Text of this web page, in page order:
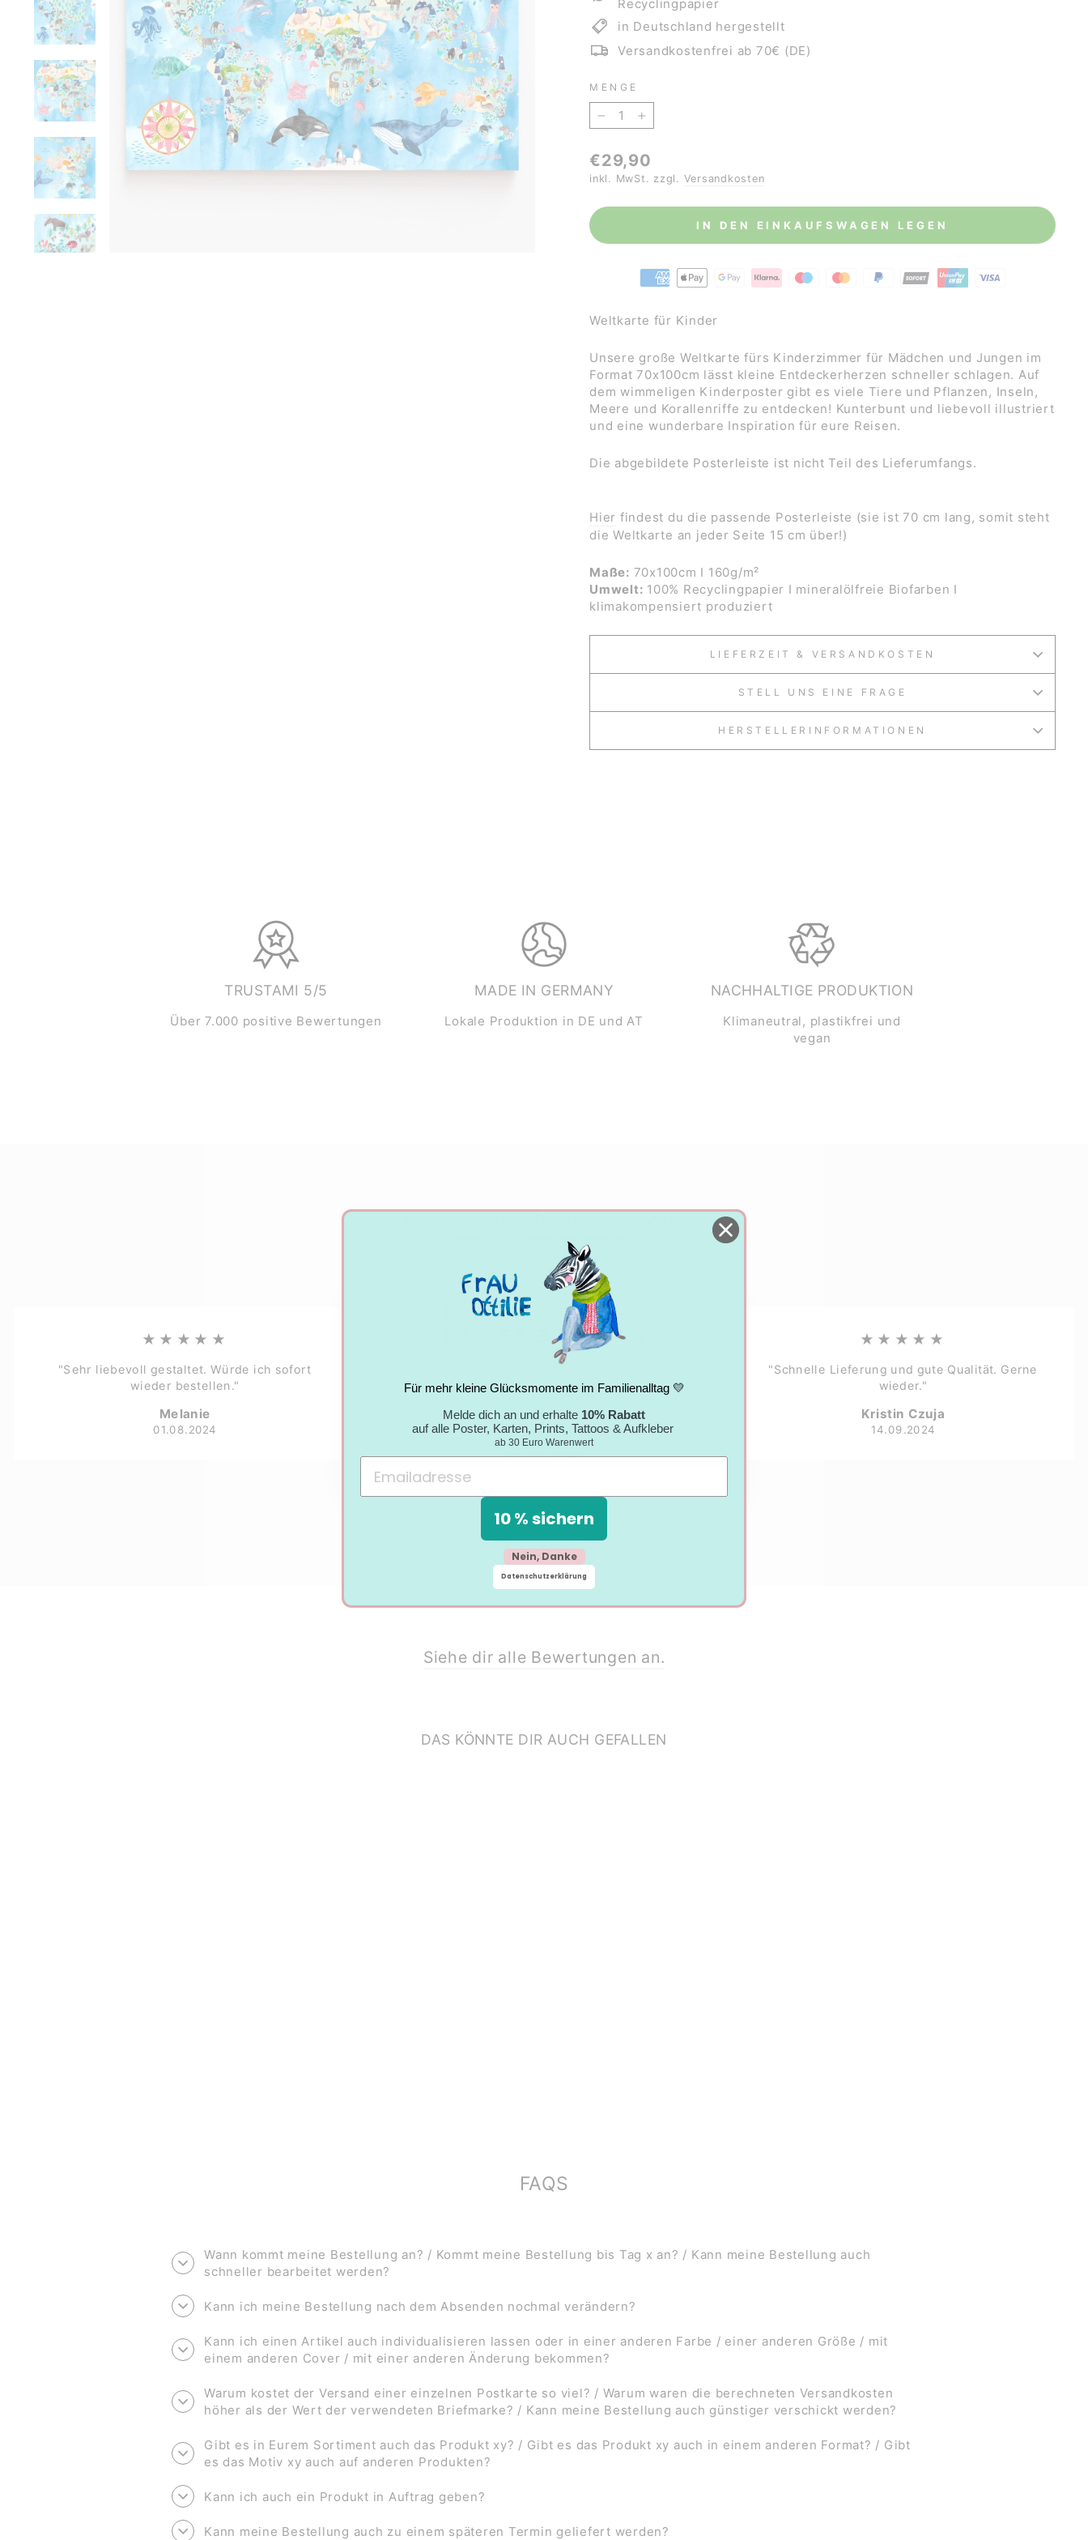
Recyclingpapier
in Deutschland hergestellt
Versandkostenfrei ab 70€ (DE)
MENGE
− +
Normaler
Preis
€29,90
inkl. MwSt. zzgl. Versandkosten
IN DEN EINKAUFSWAGEN LEGEN
Weltkarte für Kinder
Unsere große Weltkarte fürs Kinderzimmer für Mädchen und Jungen im
Format 70x100cm lässt kleine Entdeckerherzen schneller schlagen. Auf
dem wimmeligen Kinderposter gibt es viele Tiere und Pflanzen, Inseln,
Meere und Korallenriffe zu entdecken! Kunterbunt und liebevoll illustriert
und eine wunderbare Inspiration für eure Reisen.
Die abgebildete Posterleiste ist nicht Teil des Lieferumfangs.
Hier findest du die passende Posterleiste (sie ist 70 cm lang, somit steht
die Weltkarte an jeder Seite 15 cm über!)
Maße: 70x100cm I 160g/m²
Umwelt: 100% Recyclingpapier I mineralölfreie Biofarben I
klimakompensiert produziert
LIEFERZEIT & VERSANDKOSTEN
STELL UNS EINE FRAGE
HERSTELLERINFORMATIONEN
TRUSTAMI 5/5
Über 7.000 positive Bewertungen
MADE IN GERMANY
Lokale Produktion in DE und AT
NACHHALTIGE PRODUKTION
Klimaneutral, plastikfrei und
vegan
DAS SAGEN UNSERE KUNDEN
★★★★★
"Sehr liebevoll gestaltet. Würde ich sofort
wieder bestellen."
Melanie
01.08.2024
★★★★★
"Nachhaltigkeitsgedanke wird gelebt; sehr
nettes Paket mit tollem Umschlag; jederzeit
Nicole
05.09.2024
★★★★★
"Schnelle Lieferung und gute Qualität. Gerne
wieder."
Kristin Czuja
14.09.2024
Siehe dir alle Bewertungen an.
DAS KÖNNTE DIR AUCH GEFALLEN
FAQS
Wann kommt meine Bestellung an? / Kommt meine Bestellung bis Tag x an? / Kann meine Bestellung auch
schneller bearbeitet werden?
Kann ich meine Bestellung nach dem Absenden nochmal verändern?
Kann ich einen Artikel auch individualisieren lassen oder in einer anderen Farbe / einer anderen Größe / mit
einem anderen Cover / mit einer anderen Änderung bekommen?
Warum kostet der Versand einer einzelnen Postkarte so viel? / Warum waren die berechneten Versandkosten
höher als der Wert der verwendeten Briefmarke? / Kann meine Bestellung auch günstiger verschickt werden?
Gibt es in Eurem Sortiment auch das Produkt xy? / Gibt es das Produkt xy auch in einem anderen Format? / Gibt
es das Motiv xy auch auf anderen Produkten?
Kann ich auch ein Produkt in Auftrag geben?
Kann meine Bestellung auch zu einem späteren Termin geliefert werden?
Für mehr kleine Glücksmomente im Familienalltag 💛
Melde dich an und erhalte 10% Rabatt
auf alle Poster, Karten, Prints, Tattoos & Aufkleber
ab 30 Euro Warenwert
10 % sichern
Nein, Danke
Datenschutzerklärung